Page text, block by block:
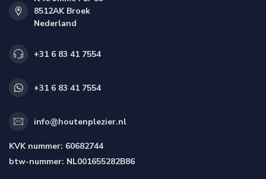
8512AK Broek
Nederland
+31 6 83 41 7554
+31 6 83 41 7554
info@houtenplezier.nl
KVK nummer: 60682744
btw-nummer: NL001655282B86